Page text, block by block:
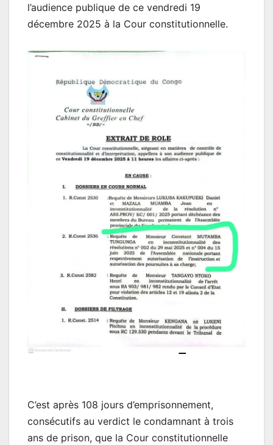
l’audience publique de ce vendredi 19
décembre 2025 à la Cour constitutionnelle.
C’est après 108 jours d’emprisonnement,
consécutifs au verdict le condamnant à trois
ans de prison, que la Cour constitutionnelle